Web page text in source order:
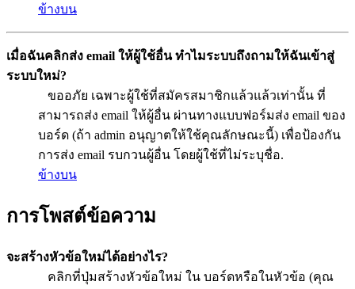
ข้างบน
เมื่อฉันคลิกส่ง email ให้ผู้ใช้อื่น ทำไมระบบถึงถามให้ฉันเข้าสู่
ระบบใหม่?
ขออภัย เฉพาะผู้ใช้ที่สมัครสมาชิกแล้วแล้วเท่านั้น ที่
สามารถส่ง email ให้ผู้อื่น ผ่านทางแบบฟอร์มส่ง email ของ
บอร์ด (ถ้า admin อนุญาตให้ใช้คุณลักษณะนี้) เพื่อป้องกัน
การส่ง email รบกวนผู้อื่น โดยผู้ใช้ที่ไม่ระบุชื่อ.
ข้างบน
การโพสต์ข้อความ
จะสร้างหัวข้อใหม่ได้อย่างไร?
คลิกที่ปุ่มสร้างหัวข้อใหม่ ใน บอร์ดหรือในหัวข้อ (คุณ